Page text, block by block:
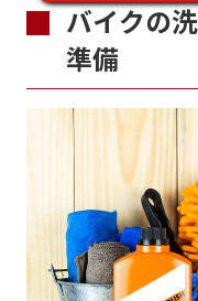
バイクの
準備